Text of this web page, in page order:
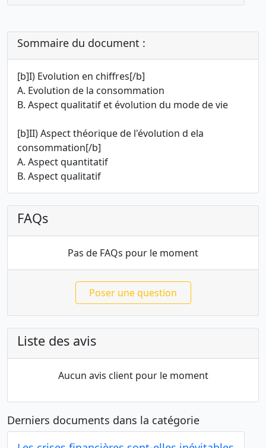
Sommaire du document :
[b]I) Evolution en chiffres[/b]
A. Evolution de la consommation
B. Aspect qualitatif et évolution du mode de vie
[b]II) Aspect théorique de l'évolution d ela
consommation[/b]
A. Aspect quantitatif
B. Aspect qualitatif
FAQs
Pas de FAQs pour le moment
Poser une question
Liste des avis
Aucun avis client pour le moment
Derniers documents dans la catégorie